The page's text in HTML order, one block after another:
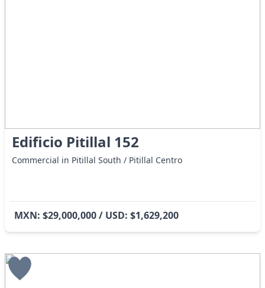
Edificio Pitillal 152
Commercial in Pitillal South / Pitillal Centro
MXN: $29,000,000 / USD: $1,629,200